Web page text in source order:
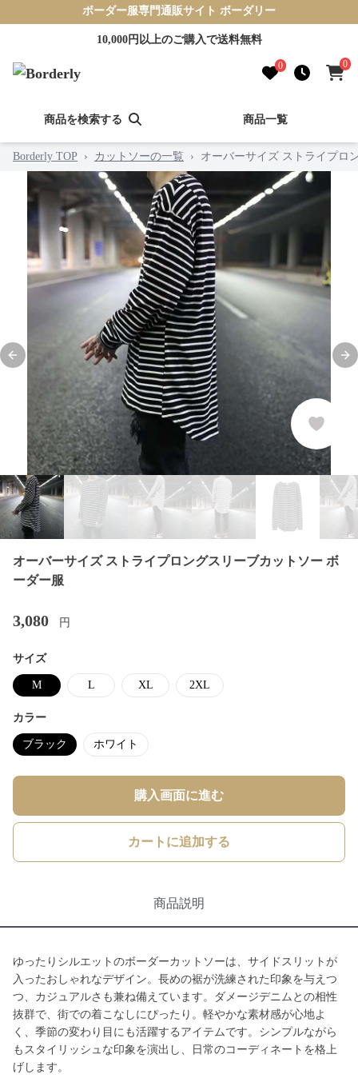
ボーダー服専門通販サイト ボーダリー
10,000円以上のご購入で送料無料
0 0
商品を検索する 商品一覧
Borderly TOP › カットソーの一覧 › オーバーサイズ ストライプロ
Previous slide
オーバーサイズ ストライプロングスリーブカットソー ボ
ーダー服
3,080 円
サイズ
M L XL 2XL
カラー
ブラック ホワイト
購入画面に進む
カートに追加する
商品説明
ゆったりシルエットのボーダーカットソーは、サイドスリットが
入ったおしゃれなデザイン。長めの裾が洗練された印象を与えつ
つ、カジュアルさも兼ね備えています。ダメージデニムとの相性
抜群で、街での着こなしにぴったり。軽やかな素材感が心地よ
く、季節の変わり目にも活躍するアイテムです。シンプルながら
もスタイリッシュな印象を演出し、日常のコーディネートを格上
げします。